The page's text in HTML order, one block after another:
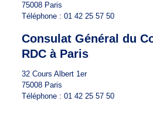
75008 Paris
Téléphone : 01 42 25 57 50
Consulat Général du
RDC à Paris
32 Cours Albert 1er
75008 Paris
Téléphone : 01 42 25 57 50